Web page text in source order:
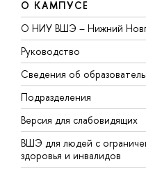
О КАМПУСЕ
О НИУ ВШЭ – Нижний
Руководство
Сведения об
Подразделения
Версия для слабовидящих
ВШЭ для людей с
здоровья и инвалидов